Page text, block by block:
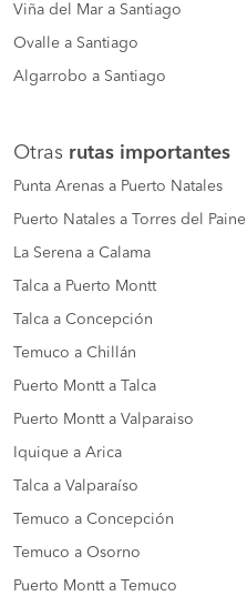
Viña del Mar a Santiago
Ovalle a Santiago
Algarrobo a Santiago
Otras rutas importantes
Punta Arenas a Puerto Natales
Puerto Natales a Torres del Paine
La Serena a Calama
Talca a Puerto Montt
Talca a Concepción
Temuco a Chillán
Puerto Montt a Talca
Puerto Montt a Valparaiso
Iquique a Arica
Talca a Valparaíso
Temuco a Concepción
Temuco a Osorno
Puerto Montt a Temuco